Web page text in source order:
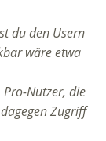
du den Usern
wäre etwa
Nutzer, die
Zugriff